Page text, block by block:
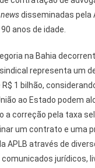
disseminadas pela
anos de idade.
na Bahia
representa um
1 bilhão,
ao Estado podem
a correção pela taxa
um contrato e uma
APLB através de
jurídicos,